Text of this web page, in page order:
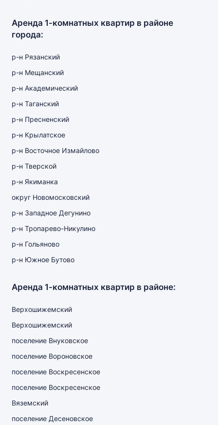
Аренда 1-комнатных квартир в районе
города:
р-н Рязанский
р-н Мещанский
р-н Академический
р-н Таганский
р-н Пресненский
р-н Крылатское
р-н Восточное Измайлово
р-н Тверской
р-н Якиманка
округ Новомосковский
р-н Западное Дегунино
р-н Тропарево-Никулино
р-н Гольяново
р-н Южное Бутово
Аренда 1-комнатных квартир в районе:
Верхошижемский
Верхошижемский
поселение Внуковское
поселение Вороновское
поселение Воскресенское
поселение Воскресенское
Вяземский
поселение Десеновское